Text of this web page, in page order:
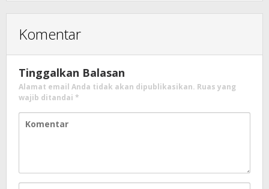
Komentar
Tinggalkan Balasan
Alamat email Anda tidak akan dipublikasikan. Ruas yang
wajib ditandai *